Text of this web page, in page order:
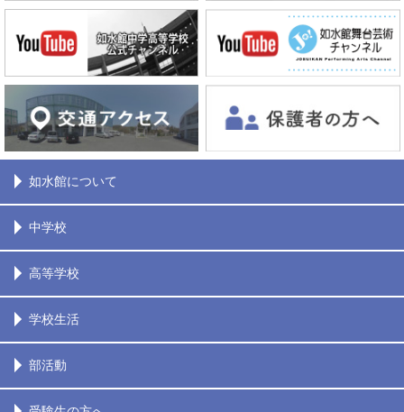
如水館について
中学校
高等学校
学校生活
部活動